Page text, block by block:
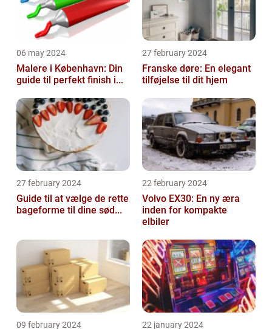
06 may 2024
Malere i København: Din
guide til perfekt finish i...
27 february 2024
Franske døre: En elegant
tilføjelse til dit hjem
27 february 2024
Guide til at vælge de rette
bageforme til dine sød...
22 february 2024
Volvo EX30: En ny æra
inden for kompakte
elbiler
09 february 2024 22 january 2024